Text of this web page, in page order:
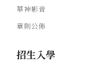
華神影音
章則公佈
招生入學